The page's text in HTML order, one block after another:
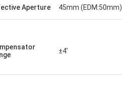
Aperture 45mm (EDM:50mm)
±4'